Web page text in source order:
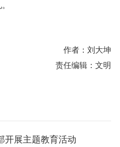
作者：刘大坤
责任编辑：文明
开展主题教育活动